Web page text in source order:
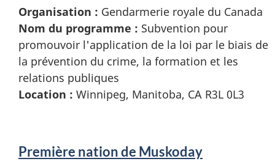
Organisation : Gendarmerie royale du Canada
Nom du programme : Subvention pour
promouvoir l'application de la loi par le biais de
la prévention du crime, la formation et les
relations publiques
Location : Winnipeg, Manitoba, CA R3L 0L3
Première nation de Muskoday